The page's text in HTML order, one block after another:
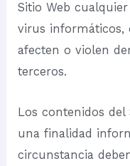
Sitio Web
virus informáticos,
afecten o violen
terceros.
Los contenidos
una finalidad
circunstancia